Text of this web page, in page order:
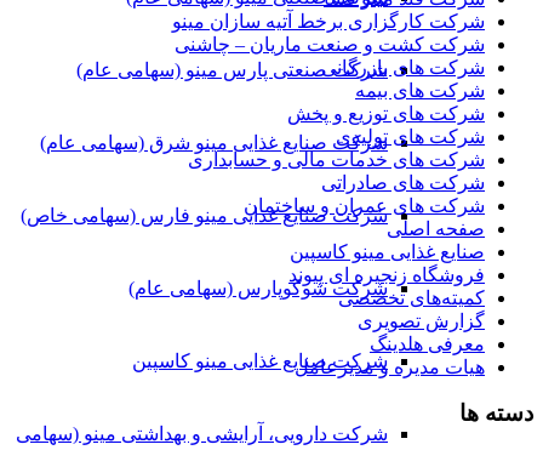
شرکت صنعتی پارس مینو (سهامی عام)
شرکت صنایع غذایی مینو شرق (سهامی عام)
شرکت صنایع غذایی مینو فارس (سهامی خاص)
شرکت شوکوپارس (سهامی عام)
شرکت صنایع غذایی مینو کاسپین
شرکت دارویی، آرایشی و بهداشتی مینو (سهامی
شرکت کارگزاری برخط آتیه سازان مینو
شرکت کشت و صنعت ماریان – چاشنی
شرکت های بازرگانی
شرکت های بیمه
شرکت های توزیع و پخش
شرکت های تولیدی
شرکت های خدمات مالی و حسابداری
شرکت های صادراتی
شرکت های عمران و ساختمان
صفحه اصلی
صنایع غذایی مینو کاسپین
فروشگاه زنجیره ای پیوند
کمیته‌های تخصصی
گزارش تصویری
معرفی هلدینگ
هیات مدیره و مدیرعامل
دسته ها